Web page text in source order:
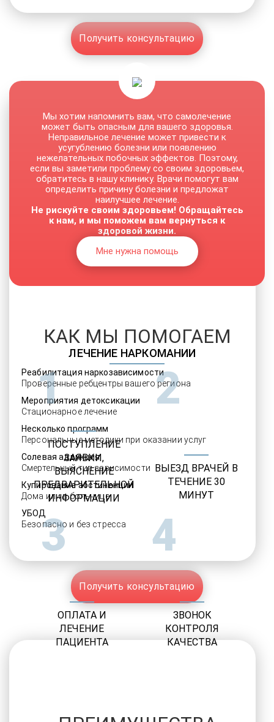
Получить консультацию
ЛЕЧЕНИЕ НАРКОМАНИИ
Реабилитация наркозависимости
Проверенные ребцентры вашего региона
Мероприятия детоксикации
Стационарное лечение
Несколько программ
Персональные методики при оказании услуг
Солевая аддикция
Смертельный тип зависимости
Купирование абстиненции
Дома или в больнице
УБОД
Безопасно и без стресса
Получить консультацию
Мы хотим напомнить вам, что самолечение
может быть опасным для вашего здоровья.
Неправильное лечение может привести к
усугублению болезни или появлению
нежелательных побочных эффектов. Поэтому,
если вы заметили проблему со своим здоровьем,
обратитесь в нашу клинику. Врачи помогут вам
определить причину болезни и предложат
наилучшее лечение.
Не рискуйте своим здоровьем! Обращайтесь
к нам, и мы поможем вам вернуться к
здоровой жизни.
Мне нужна помощь
КАК МЫ ПОМОГАЕМ
1
ПОСТУПЛЕНИЕ
ЗАЯВКИ,
ВЫЯСНЕНИЕ
ПРЕДВАРИТЕЛЬНОЙ
ИНФОРМАЦИИ
2
ВЫЕЗД ВРАЧЕЙ В
ТЕЧЕНИЕ 30
МИНУТ
3
ОПЛАТА И
ЛЕЧЕНИЕ
ПАЦИЕНТА
4
ЗВОНОК
КОНТРОЛЯ
КАЧЕСТВА